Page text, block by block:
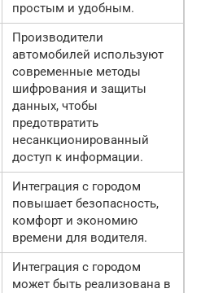
простым и удобным.
Производители
автомобилей используют
современные методы
шифрования и защиты
данных, чтобы
предотвратить
несанкционированный
доступ к информации.
Интеграция с городом
повышает безопасность,
комфорт и экономию
времени для водителя.
Интеграция с городом
может быть реализована в